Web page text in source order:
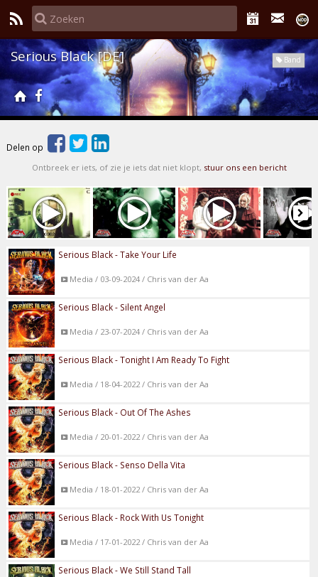
Band
Serious Black [DE]
Delen op
Ontbreek er iets, of zie je iets dat niet klopt, stuur ons een bericht
Serious Black - Take Your Life
Media / 03-09-2024 / Chris van der Aa
Serious Black - Silent Angel
Media / 23-07-2024 / Chris van der Aa
Serious Black - Tonight I Am Ready To Fight
Media / 18-04-2022 / Chris van der Aa
Serious Black - Out Of The Ashes
Media / 20-01-2022 / Chris van der Aa
Serious Black - Senso Della Vita
Media / 18-01-2022 / Chris van der Aa
Serious Black - Rock With Us Tonight
Media / 17-01-2022 / Chris van der Aa
Serious Black - We Still Stand Tall